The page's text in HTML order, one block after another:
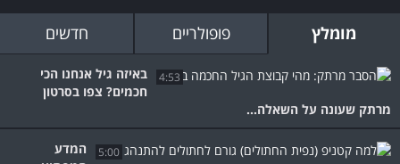
מומלץ פופולריים חדשים
4:53
באיזה גיל אנחנו הכי
חכמים? צפו בסרטון
מרתק שעונה על השאלה...
5:00
המדע